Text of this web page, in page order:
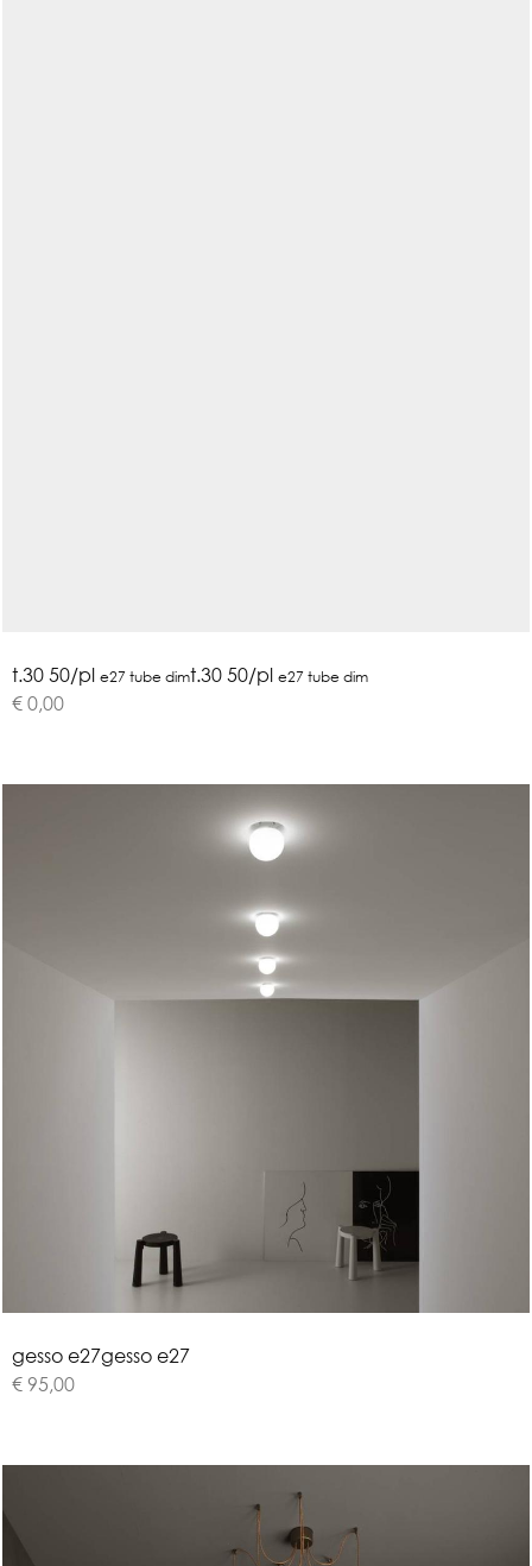
t.30 50/pl e27 tube dimt.30 50/pl e27 tube dim
€ 0,00
gesso e27gesso e27
€ 95,00